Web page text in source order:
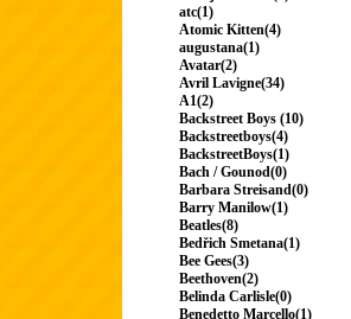
atc(1)
Atomic Kitten(4)
augustana(1)
Avatar(2)
Avril Lavigne(34)
A1(2)
Backstreet Boys (10)
Backstreetboys(4)
BackstreetBoys(1)
Bach / Gounod(0)
Barbara Streisand(0)
Barry Manilow(1)
Beatles(8)
Bedřich Smetana(1)
Bee Gees(3)
Beethoven(2)
Belinda Carlisle(0)
Benedetto Marcello(1)